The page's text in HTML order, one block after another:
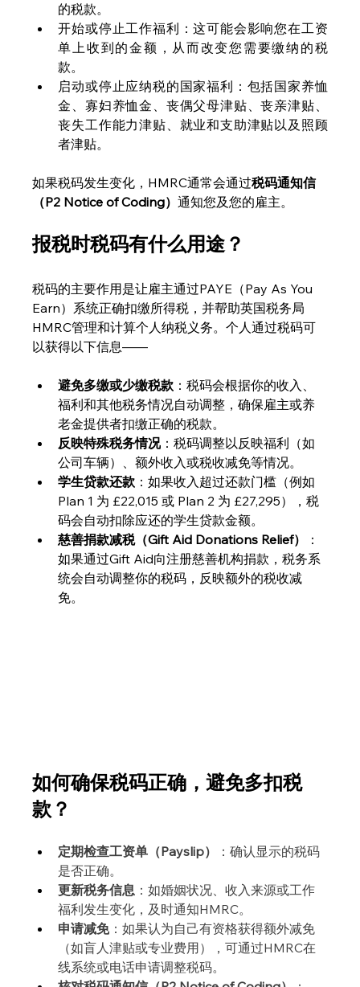
的税款。
开始或停止工作福利：这可能会影响您在工资
单上收到的金额，从而改变您需要缴纳的税
款。
启动或停止应纳税的国家福利：包括国家养恤
金、寡妇养恤金、丧偶父母津贴、丧亲津贴、
丧失工作能力津贴、就业和支助津贴以及照顾
者津贴。
如果税码发生变化，HMRC通常会通过税码通知信
（P2 Notice of Coding）通知您及您的雇主。
报税时税码有什么用途？
税码的主要作用是让雇主通过PAYE（Pay As You
Earn）系统正确扣缴所得税，并帮助英国税务局
HMRC管理和计算个人纳税义务。个人通过税码可
以获得以下信息——
避免多缴或少缴税款 ：税码会根据你的收入、
福利和其他税务情况自动调整，确保雇主或养
老金提供者扣缴正确的税款。
反映特殊税务情况 ：税码调整以反映福利（如
公司车辆）、额外收入或税收减免等情况。
学生贷款还款 ：如果收入超过还款门槛（例如
Plan 1 为 £22,015 或 Plan 2 为 £27,295），税
码会自动扣除应还的学生贷款金额。
慈善捐款减税（Gift Aid Donations Relief）
：
如果通过Gift Aid向注册慈善机构捐款，税务系
统会自动调整你的税码，反映额外的税收减
免。
如何确保税码正确，避免多扣税
款？
定期检查工资单（Payslip）
：确认显示的税码
是否正确。
更新税务信息 ：如婚姻状况、收入来源或工作
福利发生变化，及时通知HMRC。
申请减免 ：如果认为自己有资格获得额外减免
（如盲人津贴或专业费用），可通过HMRC在
线系统或电话申请调整税码。